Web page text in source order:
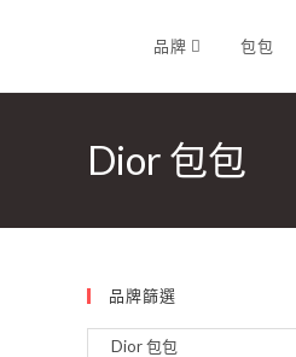
品牌 包包
Dior 包包
品牌篩選